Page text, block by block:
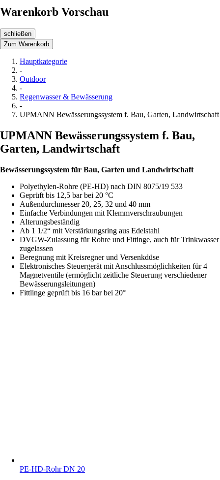
Warenkorb Vorschau
schließen
Zum Warenkorb
Hauptkategorie
-
Outdoor
-
Regenwasser & Bewässerung
-
UPMANN Bewässerungssystem f. Bau, Garten, Landwirtschaft
UPMANN Bewässerungssystem f. Bau,
Garten, Landwirtschaft
Bewässerungssystem für Bau, Garten und Landwirtschaft
Polyethylen-Rohre (PE-HD) nach DIN 8075/19 533
Geprüft bis 12,5 bar bei 20 °C
Außendurchmesser 20, 25, 32 und 40 mm
Einfache Verbindungen mit Klemmverschraubungen
Alterungsbeständig
Ab 1 1/2“ mit Verstärkungsring aus Edelstahl
DVGW-Zulassung für Rohre und Fittinge, auch für Trinkwasser
zugelassen
Beregnung mit Kreisregner und Versenkdüse
Elektronisches Steuergerät mit Anschlussmöglichkeiten für 4
Magnetventile (ermöglicht zeitliche Steuerung verschiedener
Bewässerungsleitungen)
Fittlinge geprüft bis 16 bar bei 20°
PE-HD-Rohr DN 20